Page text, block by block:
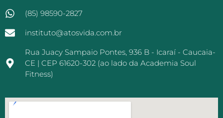
(85) 98590-2827
instituto@atosvida.com.br
Rua Juacy Sampaio Pontes, 936 B - Icaraí - Caucaia-
CE | CEP 61620-302 (ao lado da Academia Soul
Fitness)